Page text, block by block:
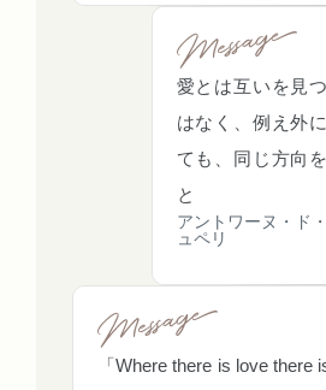
愛とは互いを見
はなく、例え外
ても、同じ方向
と
アントワーヌ・ド
ュペリ
「Where there is love there